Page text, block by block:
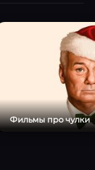
Фильмы про чулки